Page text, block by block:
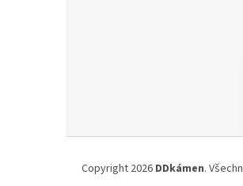
Copyright 2026 DDkámen.